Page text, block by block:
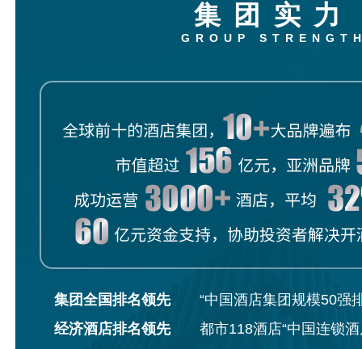
集团实力
GROUP
集团全国排名领先
“中国酒店集团规模50强
经济酒店排名领先
都市118酒店“中国连锁